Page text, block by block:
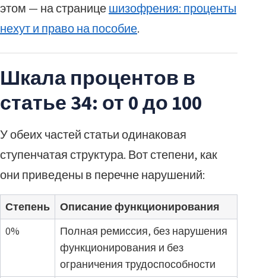
этом — на страницешизофрения: проценты
нехут и право на пособие.
Шкала процентов в
статье 34: от 0 до 100
У обеих частей статьи одинаковая
ступенчатая структура. Вот степени, как
они приведены в перечне нарушений:
Степень
Описание функционирования
0%
Полная ремиссия, без нарушения
функционирования и без
ограничения трудоспособности